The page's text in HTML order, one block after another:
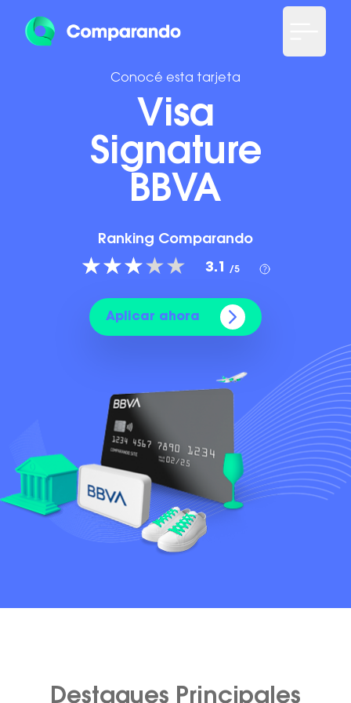
Conocé esta tarjeta
Visa
Signature
BBVA
Ranking Comparando
3.1
/5
Aplicar ahora
Destaques Principales